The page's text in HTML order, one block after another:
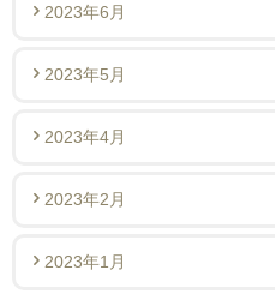
2023年6月
2023年5月
2023年4月
2023年2月
2023年1月